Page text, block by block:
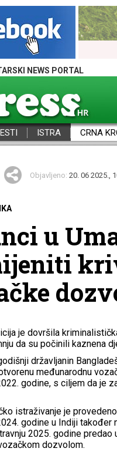
NEWS PORTAL
ISTRA CRNA
Objavljeno: 20. 06 2025.,
u
je dovršila
da su počinili kaznena
državljanin
međunarodnu
godine, s ciljem da je
istraživanje je
godine u Indiji također
2025. godine
dozvolom.